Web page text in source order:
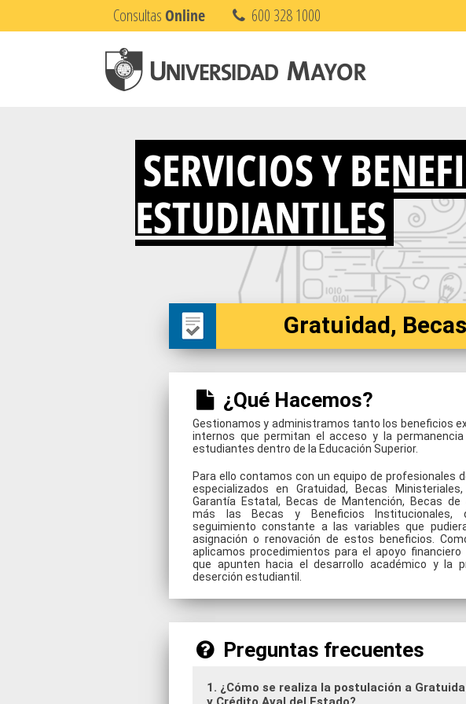
Consultas Online 600 328 1000
SERVICIOS Y
ESTUDIANTILES
Gratuidad,
¿Qué Hacemos?
Gestionamos y administramos tanto los beneficios
internos que permitan el acceso y la
estudiantes dentro de la Educación Superior.
Para ello contamos con un equipo de profesionales
especializados en Gratuidad, Becas
Garantía Estatal, Becas de Mantención, Becas de
más las Becas y Beneficios Institucionales,
seguimiento constante a las variables que
asignación o renovación de estos beneficios.
aplicamos procedimientos para el apoyo financiero
que apunten hacia el desarrollo académico y la
deserción estudiantil.
Preguntas frecuentes
1. ¿Cómo se realiza la postulación a